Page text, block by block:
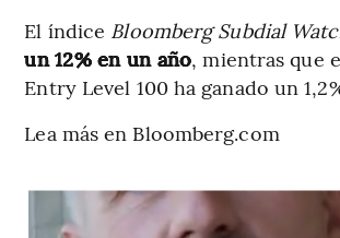
El índice Bloomberg Subdial
un 12% en un año, mientras que
Entry Level 100 ha ganado un
Lea más en Bloomberg.com